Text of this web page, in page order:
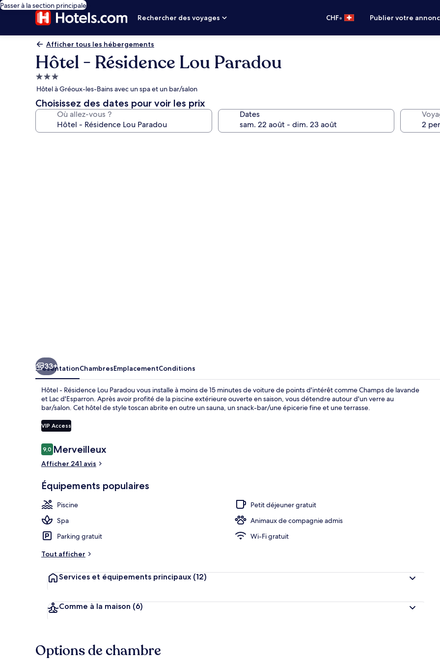
Passer à la section principale
Rechercher des voyages
CHF• Publier votre
Afficher tous les hébergements
Hôtel - Résidence Lou Paradou
Hébergement
3.0 étoiles
Hôtel à Gréoux-les-Bains avec un spa et un bar/salon
Choisissez des dates pour voir les prix
Où allez-vous ? Dates
33+
PrésentationChambresEmplacementConditions
Hôtel - Résidence Lou Paradou vous installe à moins de 15 minutes de voiture de points d'intérêt comme Champs de lavande
et Lac d'Esparron. Après avoir profité de la piscine extérieure ouverte en saison, vous détendre autour d'un verre au
bar/salon. Cet hôtel de style toscan abrite en outre un sauna, un snack-bar/une épicerie fine et une terrasse.
VIP Access
Avis
voyageurs
9,09,0 sur 10
Merveilleux
Afficher 241 avis
Équipements populaires
Piscine
Petit déjeuner gratuit
Spa
Animaux de compagnie admis
Parking gratuit
Wi-Fi gratuit
Tout afficher
Services et équipements principaux (12)
Comme à la maison (6)
Options de chambre